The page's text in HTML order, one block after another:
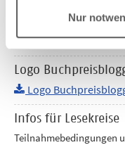
Nur
Dateiformat)
Norbert Zähringer:
Tom Zürcher:
Logo
Logo
Infos für Lesekreise
Teilnahmebedingungen